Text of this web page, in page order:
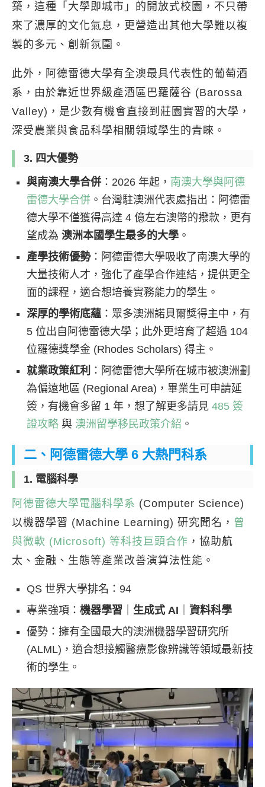
築，這種「大學即城市」的開放式校園，不只帶
來了濃厚的文化氣息，更營造出其他大學難以複
製的多元、創新氛圍。
此外，阿德雷德大學有全澳最具代表性的葡萄酒
系，由於靠近世界級產酒區巴羅薩谷 (Barossa
Valley)，是少數有機會直接到莊園實習的大學，
深受農業與食品科學相關領域學生的青睞。
3. 四大優勢
與南澳大學合併：2026 年起， 南澳大學與阿德
雷德大學合併 。台灣駐澳洲代表處指出：阿德雷
德大學不僅獲得高達 4 億左右澳幣的撥款，更有
望成為 澳洲本國學生最多的大學 。
產學技術優勢：阿德雷德大學吸收了南澳大學的
大量技術人才，強化了產學合作連結，提供更全
面的課程，適合想培養實務能力的學生。
深厚的學術底蘊 ：眾多澳洲諾貝爾獎得主中，有
5 位出自阿德雷德大學；此外更培育了超過 104
位羅德獎學金 (Rhodes Scholars) 得主。
就業政策紅利 ：阿德雷德大學所在城市被澳洲劃
為偏遠地區 (Regional Area)，畢業生可申請延
簽，有機會多留 1 年，想了解更多請見 485 簽
證攻略 與 澳洲留學移民政策介紹 。
二、阿德雷德大學 6 大熱門科系
1. 電腦科學
阿德雷德大學電腦科學系 (Computer Science)
以機器學習 (Machine Learning) 研究聞名， 曾
與微軟 (Microsoft) 等科技巨頭合作 ，協助航
太、金融、生態等產業改善演算法性能。
QS 世界大學排名：94
專業強項： 機器學習 生成式 AI
資料科學
優勢：擁有全國最大的澳洲機器學習研究所
(ALML)，適合想接觸醫療影像辨識等領域最新技
術的學生。